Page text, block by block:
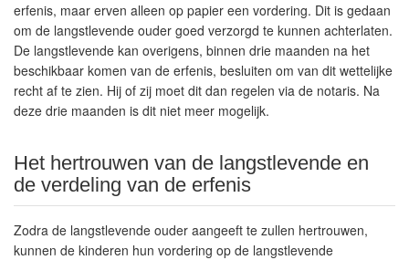
erfenis, maar erven alleen op papier een vordering. Dit is gedaan
om de langstlevende ouder goed verzorgd te kunnen achterlaten.
De langstlevende kan overigens, binnen drie maanden na het
beschikbaar komen van de erfenis, besluiten om van dit wettelijke
recht af te zien. Hij of zij moet dit dan regelen via de notaris. Na
deze drie maanden is dit niet meer mogelijk.
Het hertrouwen van de langstlevende en
de verdeling van de erfenis
Zodra de langstlevende ouder aangeeft te zullen hertrouwen,
kunnen de kinderen hun vordering op de langstlevende